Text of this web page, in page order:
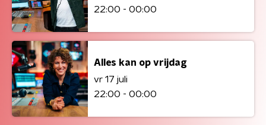
22:00 - 00:00
Alles kan op vrijdag
vr 17 juli
22:00 - 00:00